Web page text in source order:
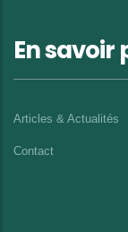
En savoir
Articles & Actualités
Contact